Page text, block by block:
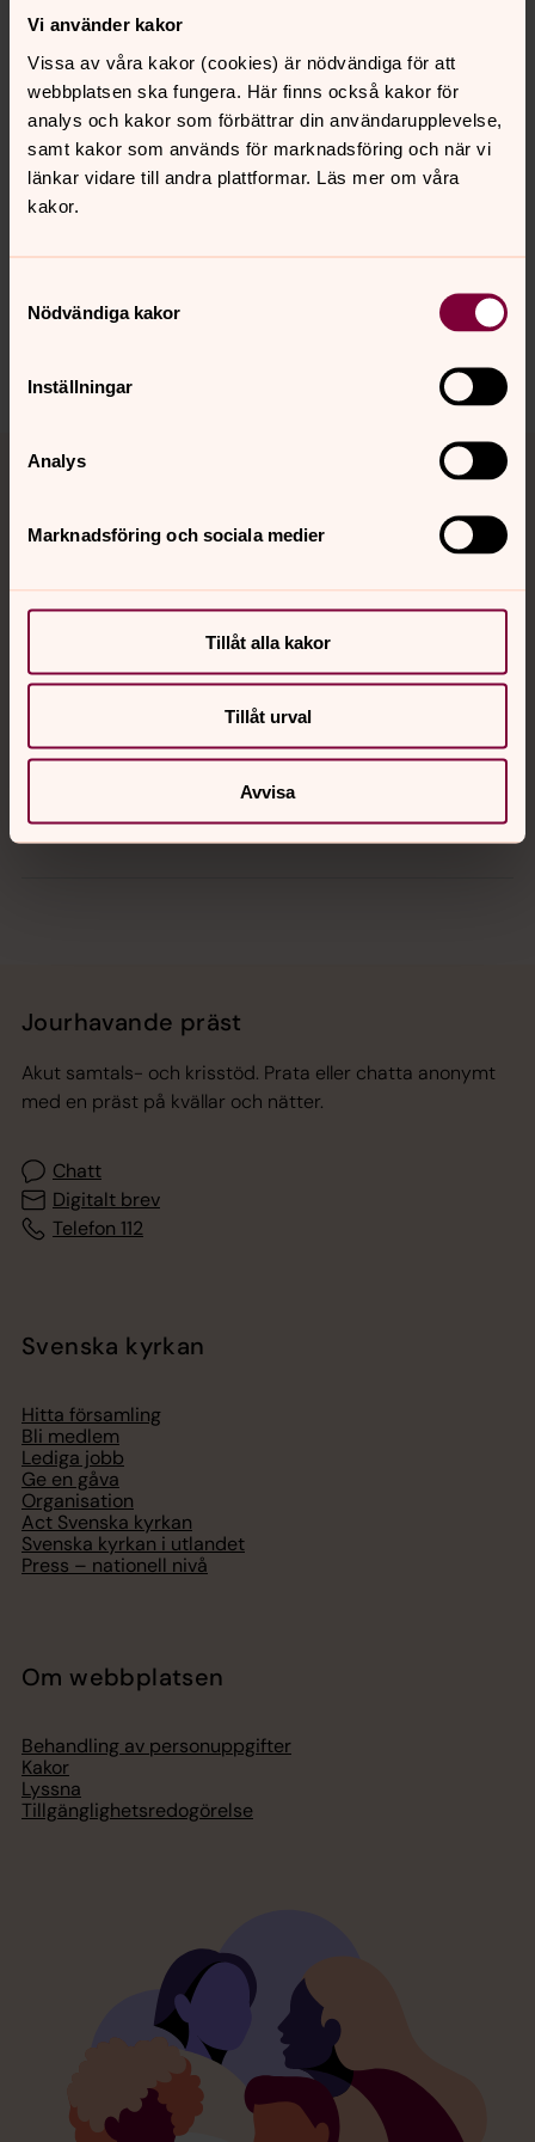
Vi använder kakor
Vissa av våra kakor (cookies) är nödvändiga för att
webbplatsen ska fungera. Här finns också kakor för
analys och kakor som förbättrar din användarupplevelse,
samt kakor som används för marknadsföring och när vi
länkar vidare till andra plattformar. Läs mer om våra
kakor.
Nödvändiga kakor
Inställningar
Analys
Marknadsföring och sociala medier
Tillåt alla kakor
Tillåt urval
Avvisa
Läs mer här
https://www.svenskakyrkan.se/jonkoping/familjeradgivni
ng
Synpunkter eller frågor på sidans
lekeryds.forsamling@svenskakyrkan.se
Hitta snabbt
Sociala kanaler
Jourhavande präst
Akut samtals- och krisstöd. Prata eller chatta anonymt
med en präst på kvällar och nätter.
Chatt
Digitalt brev
Telefon 112
Svenska kyrkan
Hitta församling
Bli medlem
Lediga jobb
Ge en gåva
Organisation
Act Svenska kyrkan
Svenska kyrkan i utlandet
Press – nationell nivå
Om webbplatsen
Behandling av personuppgifter
Kakor
Lyssna
Tillgänglighetsredogörelse